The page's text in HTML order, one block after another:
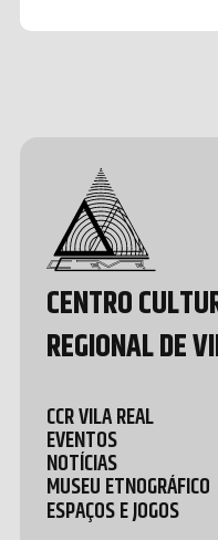
CENTRO
REGIONAL DE
CCR VILA REAL
EVENTOS
NOTÍCIAS
MUSEU ETNOGRÁFICO
ESPAÇOS E JOGOS
Development
Quental